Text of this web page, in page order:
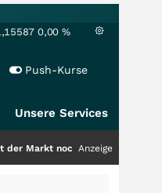
0,00 %
Push-Kurse
Unsere Services
noch immer nur die Hälfte der
Anzeige